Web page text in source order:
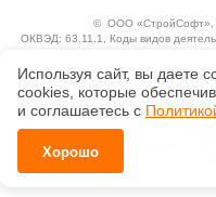
© ООО «СтройСофт»
ОКВЭД: 63.11.1, Коды видов
Исключительные авторские и
Положение по
Справка о регистрации продуктов
Используя сайт, вы даете
сооkiеs, которые
и соглашаетесь с
Хорошо